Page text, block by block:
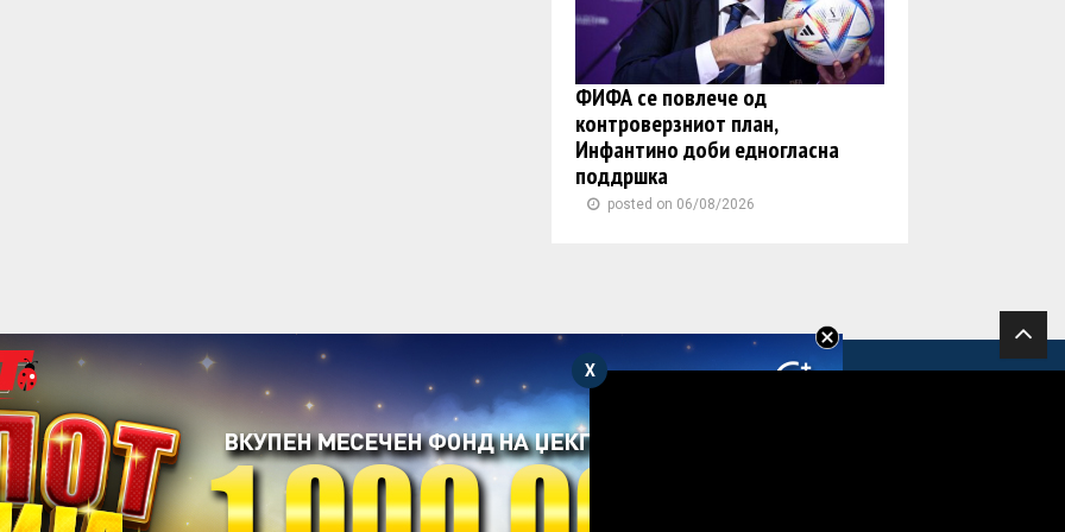
ФИФА се повлече од
контроверзниот план,
Инфантино доби едногласна
поддршка
posted on 06/08/2026
Twitter Instagram Youtube
X